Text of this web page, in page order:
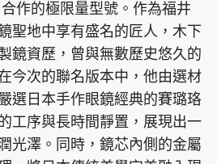
Oh!爸媽 JobMarket
EDUPLUS
作的極限量型號。作為福井
聖地中享有盛名的匠人，木下
鏡資歷，曾與無數歷史悠久的
今次的聯名版本中，他由選材
選日本手作眼鏡經典的賽璐珞
工序與長時間靜置，展現出一
光澤。同時，鏡芯內側的金屬